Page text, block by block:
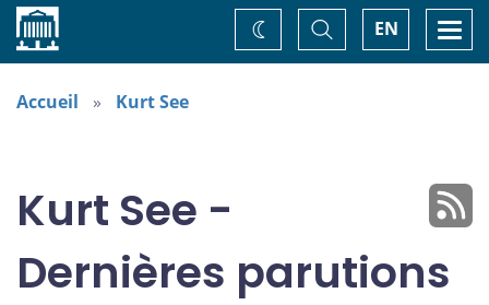
Accueil EN
Basculer
la
recherche
Changez
de
Accueil Kurt See
Kurt See -
Dernières parutions